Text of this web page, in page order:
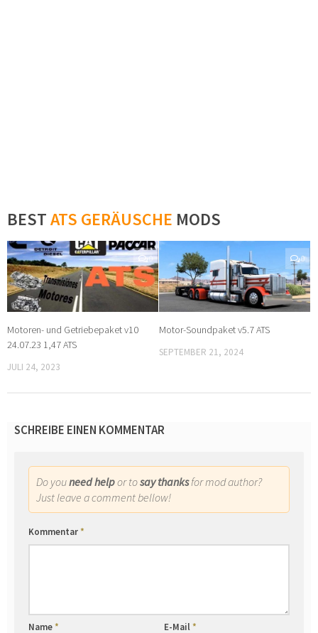
BESTATS GERÄUSCHE MODS
0
Motoren- und Getriebepaket v10
24.07.23 1,47 ATS
JULI 24, 2023
0
Motor-Soundpaket v5.7 ATS
SEPTEMBER 21, 2024
SCHREIBE EINEN KOMMENTAR
Do youneed helpor tosay thanksfor mod author?
Just leave a comment bellow!
Kommentar*
Name* E-Mail*